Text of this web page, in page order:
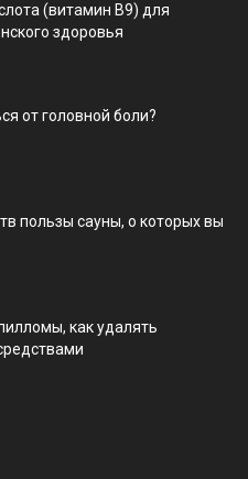
(витамин В9) для
здоровья
от головной боли?
пользы сауны, о которых вы
как удалять